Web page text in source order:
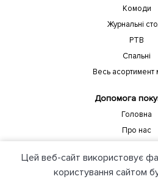
Комоди
Журнальні
РТВ
Спальні
Весь асортимент
Допомога
Головна
Про нас
Наша
Хмельницька обл.,
Цей веб-сайт використовує
користування сайтом